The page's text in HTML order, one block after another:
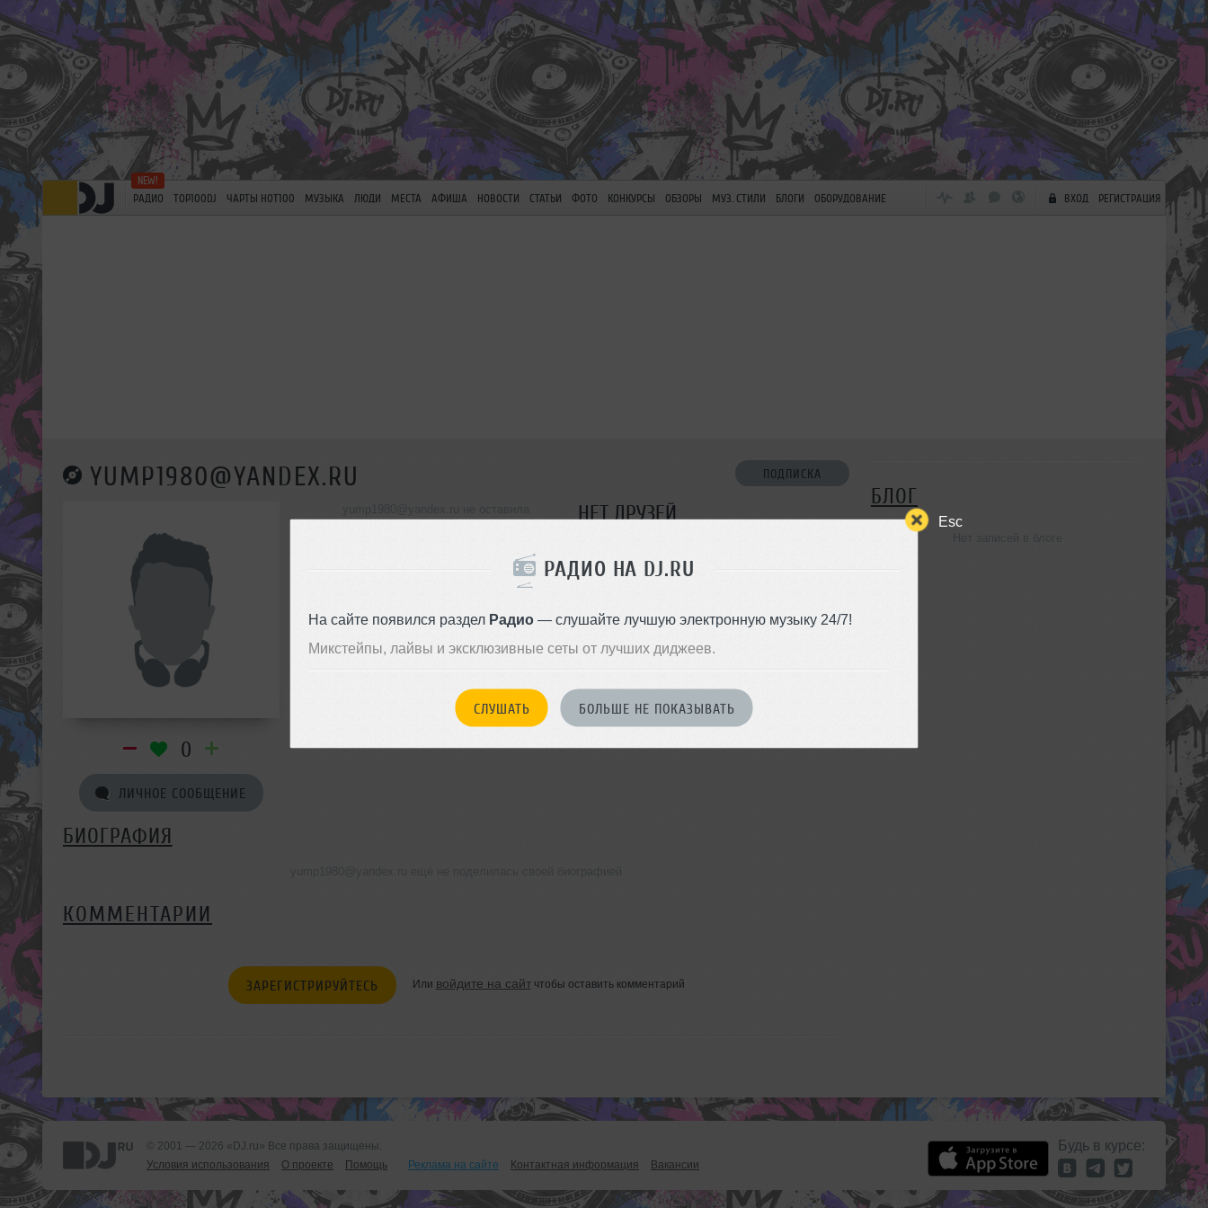
Esc
РАДИО НА DJ.RU
На сайте появился раздел Радио— слушайте лучшую электронную музыку 24/7!
Микстейпы, лайвы и эксклюзивные сеты от лучших диджеев.
СЛУШАТЬ БОЛЬШЕ НЕ ПОКАЗЫВАТЬ
РАДИО TOP100DJ ЧАРТЫ HOT100 МУЗЫКА ЛЮДИ МЕСТА АФИША НОВОСТИ СТАТЬИ ФОТО КОНКУРСЫ ОБЗОРЫ МУЗ. СТИЛИ БЛОГИ ОБОРУДОВАНИЕ ВХОД РЕГИСТРАЦИЯ
YUMP1980@YANDEX.RU ПОДПИСКА
0
ЛИЧНОЕ СООБЩЕНИЕ
НЕТ ДРУЗЕЙ
БИОГРАФИЯ
КОММЕНТАРИИ
ЗАРЕГИСТРИРУЙТЕСЬ Или войдите на сайтчтобы оставить комментарий
БЛОГ
© 2001 — 2026 «DJ.ru» Все права защищены.
Условия использования
О проекте Помощь Реклама на сайте Контактная информация Вакансии
Будь в курсе: